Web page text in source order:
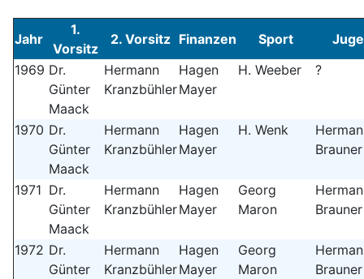
Jahr
1.
Vorsitz
2. Vorsitz Finanzen Sport
1969 Dr.
Günter
Maack
Hermann
Kranzbühler
Hagen
Mayer
H. Weeber ?
1970 Dr.
Günter
Maack
Hermann
Kranzbühler
Hagen
Mayer
H. Wenk
Brauner
1971 Dr.
Günter
Maack
Hermann
Kranzbühler
Hagen
Mayer
Georg
Maron
Brauner
1972 Dr.
Günter
Hermann
Kranzbühler
Hagen
Mayer
Georg
Maron
Brauner